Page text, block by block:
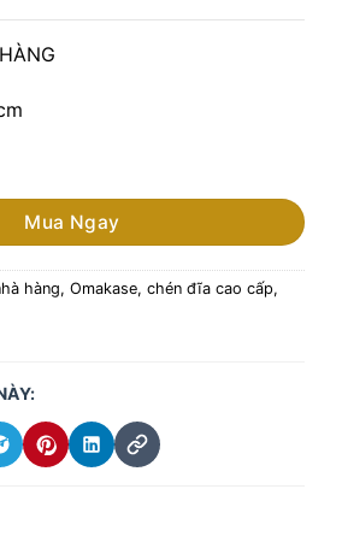
phong cách Nhật Bản số lượng
Mua Ngay
hàng, Omakase, chén đĩa cao cấp,